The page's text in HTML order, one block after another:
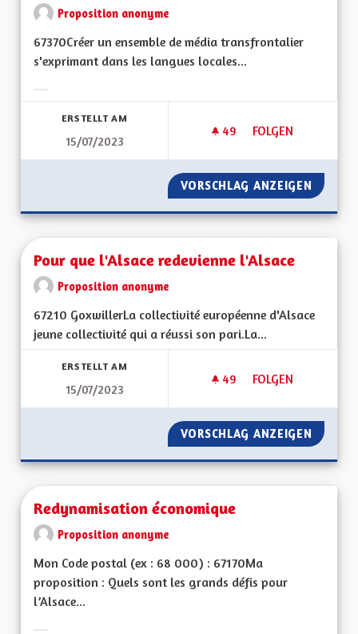
Proposition anonyme
67370Créer un ensemble de média transfrontalier
s'exprimant dans les langues locales...
ERSTELLT AM
15/07/2023
49 49 FOLLOWER
FOLGEN
CHAINE ET
VORSCHLAG ANZEIGEN
Pour que l'Alsace redevienne l'Alsace
Proposition anonyme
67210 GoxwillerLa collectivité européenne d'Alsace
jeune collectivité qui a réussi son pari.La...
ERSTELLT AM
15/07/2023
49 49 FOLLOWER
FOLGEN
POUR QUE
VORSCHLAG ANZEIGEN POUR
Redynamisation économique
Proposition anonyme
Mon Code postal (ex : 68 000) : 67170Ma
proposition : Quels sont les grands défis pour
l’Alsace...